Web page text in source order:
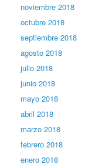
noviembre 2018
octubre 2018
septiembre 2018
agosto 2018
julio 2018
junio 2018
mayo 2018
abril 2018
marzo 2018
febrero 2018
enero 2018